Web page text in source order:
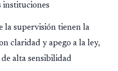
instituciones
la supervisión tienen la
claridad y apego a la ley,
alta sensibilidad